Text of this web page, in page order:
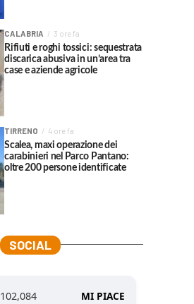
CALABRIA 3 ore fa
Rifiuti e roghi tossici: sequestrata
discarica abusiva in un’area tra
case e aziende agricole
TIRRENO 4 ore fa
Scalea, maxi operazione dei
carabinieri nel Parco Pantano:
oltre 200 persone identificate
SOCIAL
102,084 MI PIACE